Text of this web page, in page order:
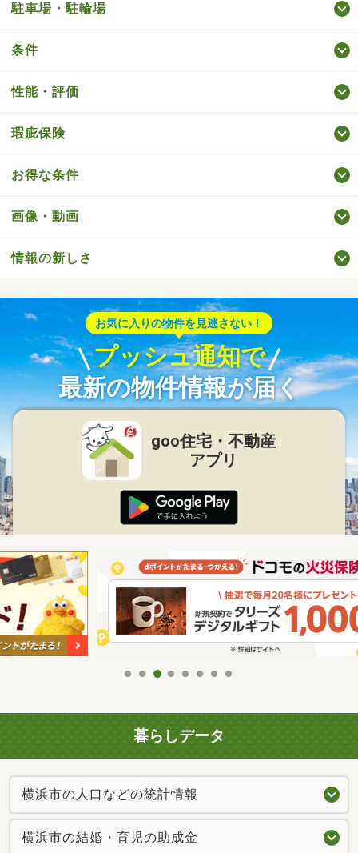
駐車場・駐輪場
条件
性能・評価
瑕疵保険
お得な条件
画像・動画
情報の新しさ
お気に入りの物件を見逃さない！
プッシュ通知で
最新の物件情報が届く
goo住宅・不動産
アプリ
暮らしデータ
横浜市の人口などの統計情報
横浜市の結婚・育児の助成金